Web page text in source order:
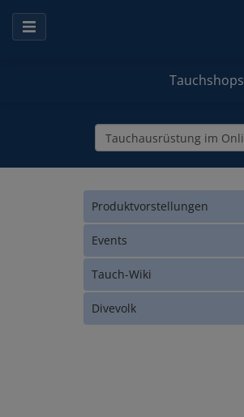
Tauchshops
Produktvorstellungen
Events
Tauch-Wiki
Divevolk